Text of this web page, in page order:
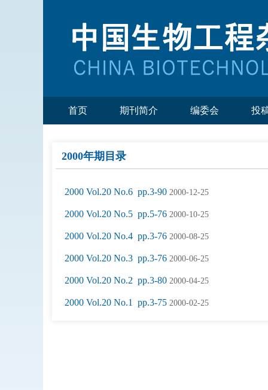
首页 期刊简介 编委会 投
2000年期目录
2000 Vol.20 No.6 pp.3-90 2000-12-25
2000 Vol.20 No.5 pp.5-76 2000-10-25
2000 Vol.20 No.4 pp.3-76 2000-08-25
2000 Vol.20 No.3 pp.3-76 2000-06-25
2000 Vol.20 No.2 pp.3-80 2000-04-25
2000 Vol.20 No.1 pp.3-75 2000-02-25